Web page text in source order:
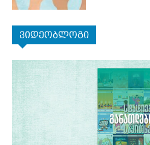
ვიდეობლოგი